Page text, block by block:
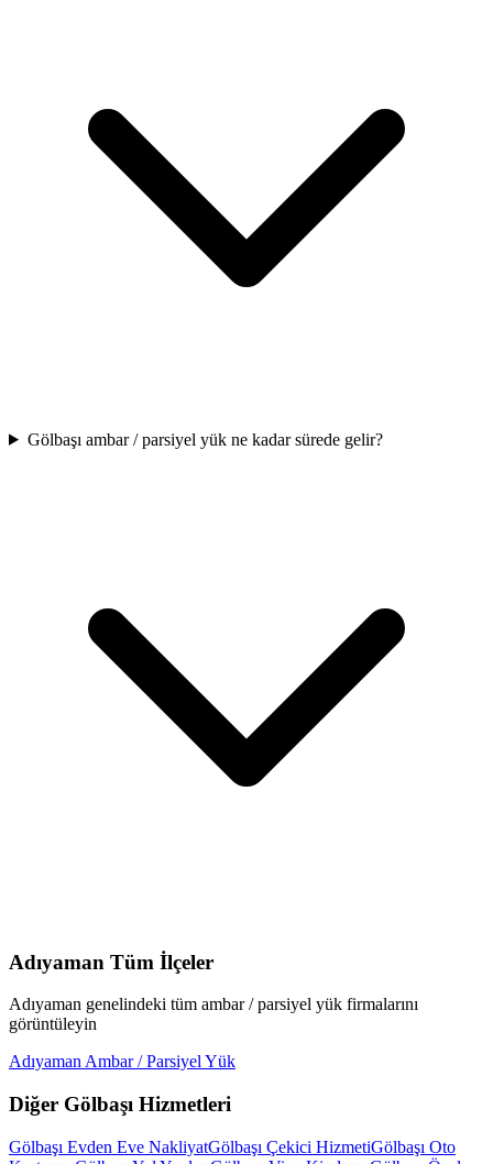
Gölbaşı ambar / parsiyel yük ne kadar sürede gelir?
Adıyaman Tüm İlçeler
Adıyaman genelindeki tüm ambar / parsiyel yük firmalarını
görüntüleyin
Adıyaman Ambar / Parsiyel Yük
Diğer Gölbaşı Hizmetleri
Gölbaşı Evden Eve NakliyatGölbaşı Çekici HizmetiGölbaşı Oto